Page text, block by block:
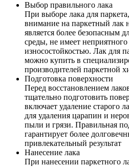
Выбор правильного лака
При выборе лака для
внимание на паркетный лак
является более безопасным
среды, не имеет
износостойкостью. Лак для
можно купить в
производителей паркетной
Подготовка поверхности
Перед восстановлением
тщательно подготовить
включает удаление старого
для удаления царапин и
пыли и грязи. Правильная
гарантирует более
привлекательный результат
Нанесение лака
При нанесении паркетного